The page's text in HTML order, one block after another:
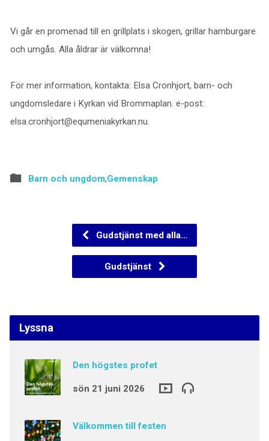
Vi går en promenad till en grillplats i skogen, grillar hamburgare
och umgås. Alla åldrar är välkomna!
För mer information, kontakta: Elsa Cronhjort, barn- och
ungdomsledare i Kyrkan vid Brommaplan. e-post:
elsa.cronhjort@equmeniakyrkan.nu.
Barn och ungdom,Gemenskap
Gudstjänst med alla…
Gudstjänst
Lyssna
Den högstes profet
sön 21 juni 2026
Välkommen till festen